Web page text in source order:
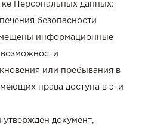
Персональных данных:
безопасности
информационные
или пребывания в
права доступа в эти
документ,